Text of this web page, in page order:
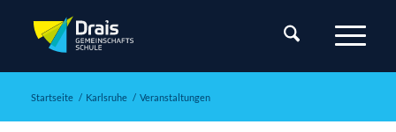
Startseite / Karlsruhe / Veranstaltungen